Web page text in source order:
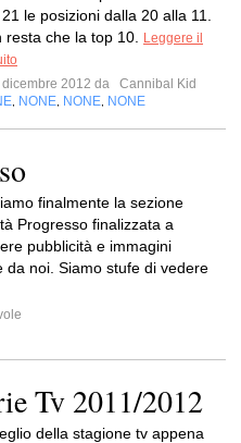
le posizioni dalla 20 alla 11.
resta che la top 10.
Leggere il
dicembre 2012 da
Cannibal Kid
NONE NONE NONE
finalmente la sezione
Progresso finalizzata a
pubblicità e immagini
da noi. Siamo stufe di vedere
Tv 2011/2012
della stagione tv appena